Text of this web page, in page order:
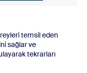
temsil eden
sağlar ve
tekrarları